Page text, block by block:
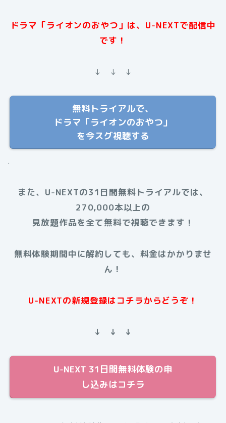
ドラマ「ライオンのおやつ」は、U-NEXTで配信中
です！
↓ ↓ ↓
無料トライアルで、
ドラマ「ライオンのおやつ」
を今スグ視聴する
.
また、U-NEXTの31日間無料トライアルでは、
270,000本以上の
見放題作品を全て無料で視聴できます！
無料体験期間中に解約しても、料金はかかりませ
ん！
U-NEXTの新規登録はコチラからどうぞ！
↓ ↓ ↓
U-NEXT 31日間無料体験の申
し込みはコチラ